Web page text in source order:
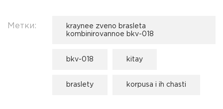
Метки:
kraynee zveno brasleta
kombinirovannoe bkv-018
bkv-018 kitay
braslety korpusa i ih chasti